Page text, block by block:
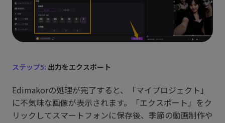
ステップ5: 出力をエクスポート
Edimakorの処理が完了すると、「マイプロジェクト」
に不気味な画像が表示されます。「エクスポート」をク
リックしてスマートフォンに保存後、季節の動画制作や